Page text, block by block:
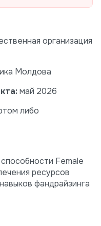
организация
Молдова
май 2026
либо
Female
ресурсов
фандрайзинга